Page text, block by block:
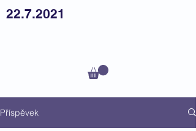
22.7.2021
Příspěvek